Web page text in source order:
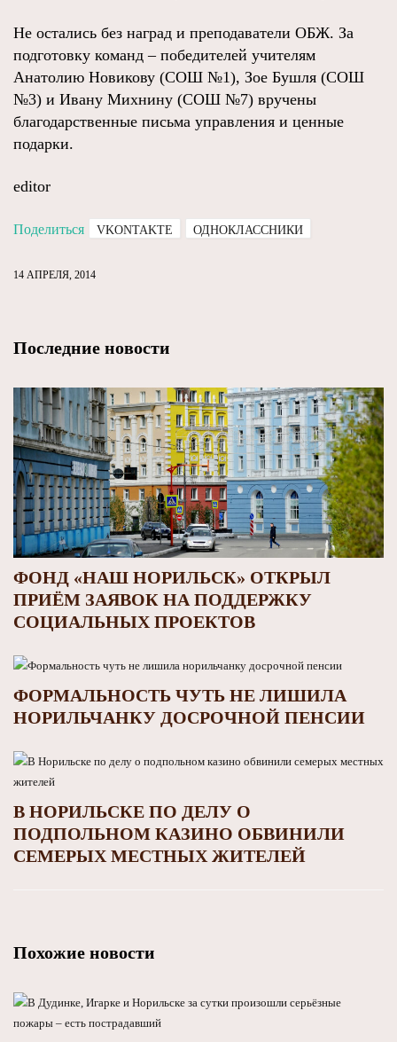
Не остались без наград и преподаватели ОБЖ. За
подготовку команд – победителей учителям
Анатолию Новикову (СОШ №1), Зое Бушля (СОШ
№3) и Ивану Михнину (СОШ №7) вручены
благодарственные письма управления и ценные
подарки.
editor
Поделиться VKONTAKTE ОДНОКЛАССНИКИ
14 АПРЕЛЯ, 2014
Последние новости
ФОНД «НАШ НОРИЛЬСК» ОТКРЫЛ
ПРИЁМ ЗАЯВОК НА ПОДДЕРЖКУ
СОЦИАЛЬНЫХ ПРОЕКТОВ
ФОРМАЛЬНОСТЬ ЧУТЬ НЕ ЛИШИЛА
НОРИЛЬЧАНКУ ДОСРОЧНОЙ ПЕНСИИ
В НОРИЛЬСКЕ ПО ДЕЛУ О
ПОДПОЛЬНОМ КАЗИНО ОБВИНИЛИ
СЕМЕРЫХ МЕСТНЫХ ЖИТЕЛЕЙ
Похожие новости